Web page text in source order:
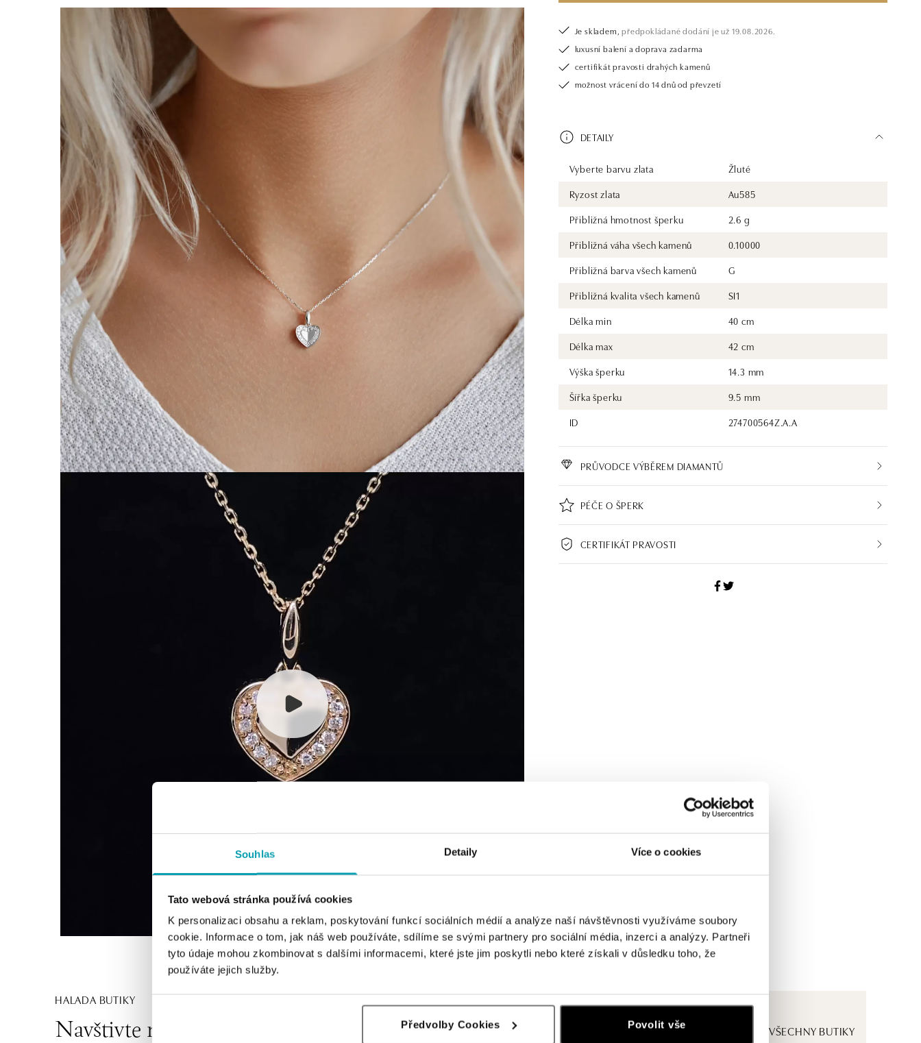
Souhlas Detaily Více o cookies
Tato webová stránka používá cookies
K personalizaci obsahu a reklam, poskytování funkcí sociálních médií a analýze naší návštěvnosti využíváme soubory
cookie. Informace o tom, jak náš web používáte, sdílíme se svými partnery pro sociální média, inzerci a analýzy. Partneři
tyto údaje mohou zkombinovat s dalšími informacemi, které jste jim poskytli nebo které získali v důsledku toho, že
používáte jejich služby.
Předvolby Cookies Povolit vše
Je skladem, předpokládané dodání je už 19.08.2026.
luxusní balení a doprava zadarma
certifikát pravosti drahých kamenů
možnost vrácení do 14 dnů od převzetí
DETAILY
Vyberte barvu zlata
Žluté
Ryzost zlata
Au585
Přibližná hmotnost šperku
2.6 g
Přibližná váha všech kamenů
0.10000
Přibližná barva všech kamenů
G
Přibližná kvalita všech kamenů
SI1
Délka min
40 cm
Délka max
42 cm
Výška šperku
14.3 mm
Šířka šperku
9.5 mm
ID
274700564Z.A.A
PRŮVODCE VÝBĚREM DIAMANTŮ
PÉČE O ŠPERK
CERTIFIKÁT PRAVOSTI
HALADA BUTIKY
Navštivte naše butiky ZOBRAZIT VŠECHNY BUTIKY